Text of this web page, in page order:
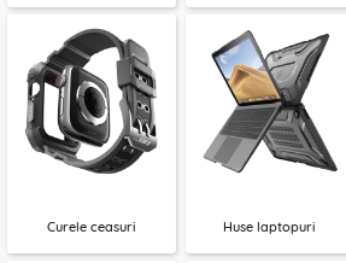
Curele ceasuri Huse laptopuri